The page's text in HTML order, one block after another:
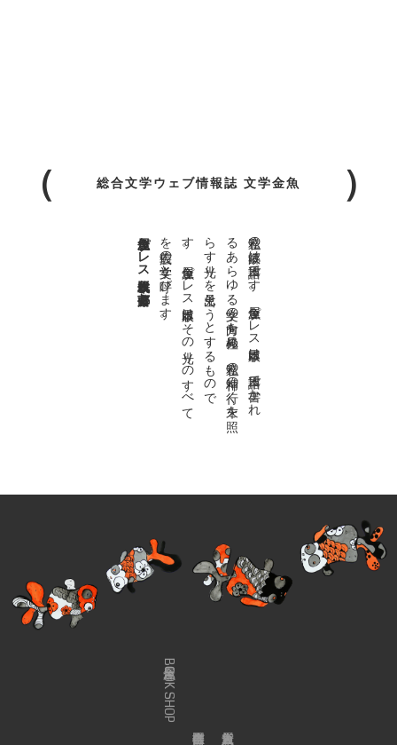
総合文学ウェブ情報誌 文学金魚
私達の
故郷は
日本語で
す
。
金魚屋プ
レ
ス
日本版は
、
日本語で
書か
れ
る
あ
ら
ゆ
る
文学の
方向を
見極め
、
私達の
精神の
行く
末を
照
ら
す
光り
を
見出そ
う
と
す
る
も
の
で
す
。
金魚屋プ
レ
ス
日本版は
そ
の
光り
の
す
べ
て
を
広義の
文学と
呼び
ま
す
。
金魚屋プレス日本版代表 齋藤都
金魚屋BOOK SHOP